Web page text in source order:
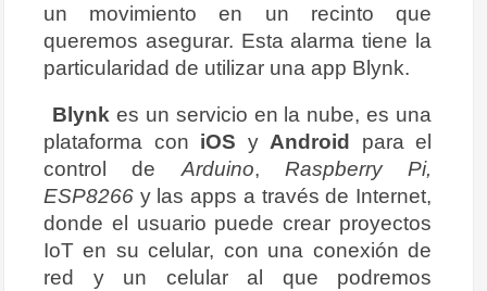
un movimiento en un recinto que
queremos asegurar. Esta alarma tiene la
particularidad de utilizar una app Blynk.
Blynk es un servicio en la nube, es una
plataforma con iOS y Android para el
control deArduino, Raspberry Pi,
ESP8266 y las apps a través de Internet,
donde el usuario puede crear proyectos
IoT en su celular, con una conexión de
red y un celular al que podremos